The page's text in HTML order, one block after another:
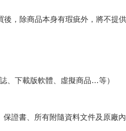
，除商品本身有瑕疵外，將不提
、下載版軟體、虛擬商品…等）
保證書、所有附隨資料文件及原廠